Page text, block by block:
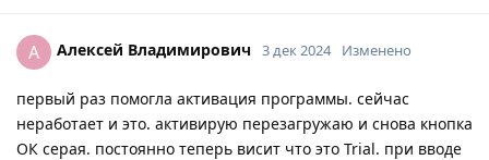
А Алексей Владимирович 3 дек 2024 Изменено
первый раз помогла активация программы. сейчас
неработает и это. активирую перезагружаю и снова кнопка
ОК серая. постоянно теперь висит что это Trial. при вводе